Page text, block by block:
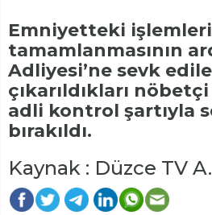
Emniyetteki
tamamlanmasının
Adliyesi’ne sevk
çıkarıldıkları
adli kontrol şartıyla
bırakıldı.
Kaynak : Düzce TV